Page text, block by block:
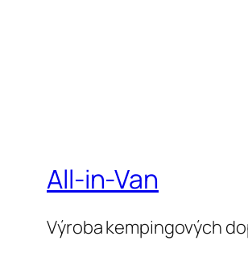
All-in-Van
Výroba kempingových